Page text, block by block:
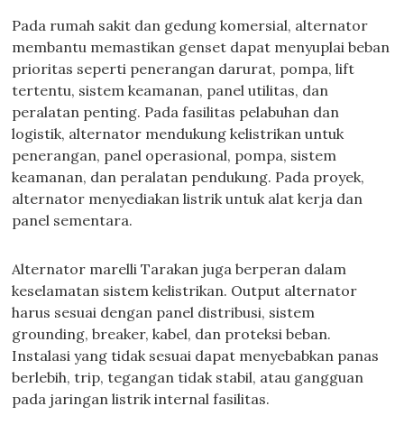
Pada rumah sakit dan gedung komersial, alternator
membantu memastikan genset dapat menyuplai beban
prioritas seperti penerangan darurat, pompa, lift
tertentu, sistem keamanan, panel utilitas, dan
peralatan penting. Pada fasilitas pelabuhan dan
logistik, alternator mendukung kelistrikan untuk
penerangan, panel operasional, pompa, sistem
keamanan, dan peralatan pendukung. Pada proyek,
alternator menyediakan listrik untuk alat kerja dan
panel sementara.
Alternator marelli Tarakan juga berperan dalam
keselamatan sistem kelistrikan. Output alternator
harus sesuai dengan panel distribusi, sistem
grounding, breaker, kabel, dan proteksi beban.
Instalasi yang tidak sesuai dapat menyebabkan panas
berlebih, trip, tegangan tidak stabil, atau gangguan
pada jaringan listrik internal fasilitas.